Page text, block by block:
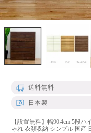
送料無料
日本製
【設置無料】幅90.4cm 5段
ゃれ 衣類収納 シンプル 国産